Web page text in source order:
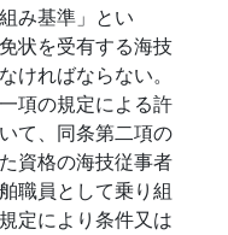
み基準」とい
状を受有する海技
ければならない。
項の規定による許
て、同条第二項の
資格の海技従事者
職員として乗り組
定により条件又は